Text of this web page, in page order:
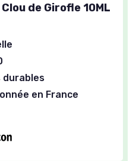
de Girofle 10ML
durables
en France